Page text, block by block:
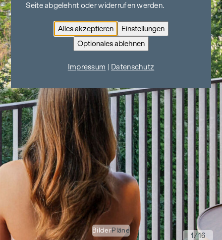
BilderPläne
1/16
Seite abgelehnt oder widerrufen werden.
Alles akzeptieren
Einstellungen
Optionales ablehnen
Impressum Datenschutz